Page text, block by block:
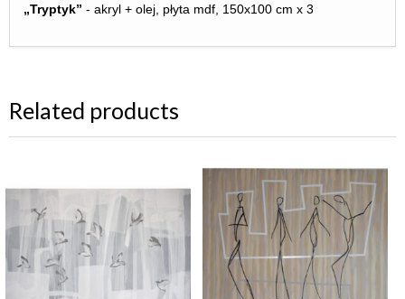
„Tryptyk” - akryl + olej, płyta mdf, 150x100 cm x 3
Related products